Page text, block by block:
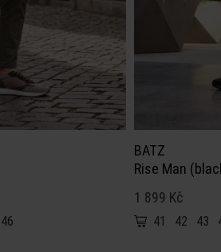
46
BATZ
Rise Man
1 899 Kč
41 42 43